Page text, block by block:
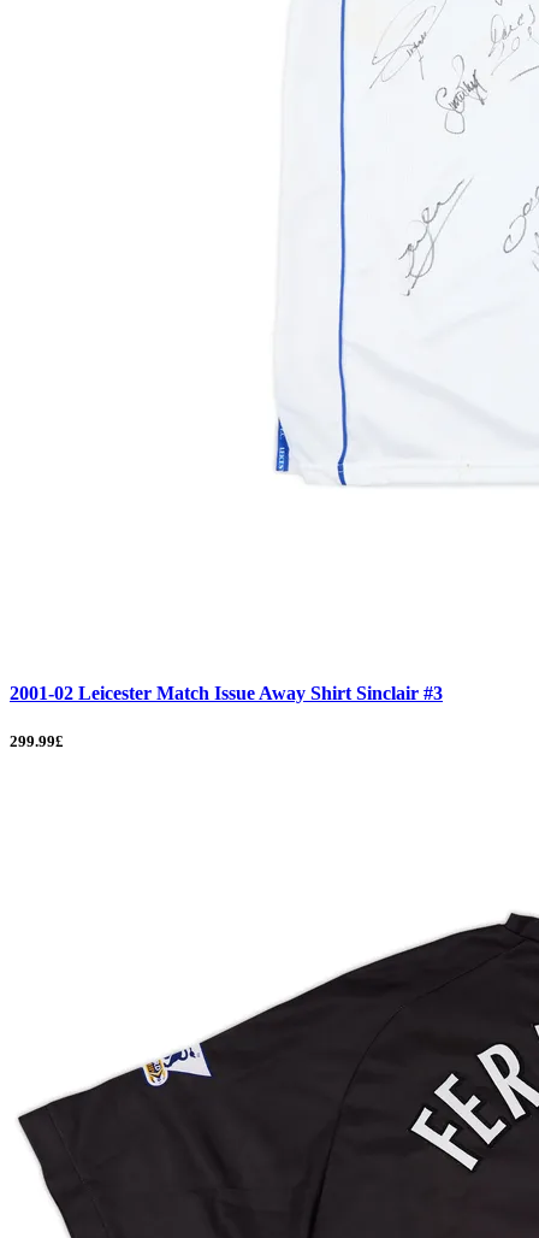
2001-02 Leicester Match Issue Away Shirt Sinclair #3
299.99£